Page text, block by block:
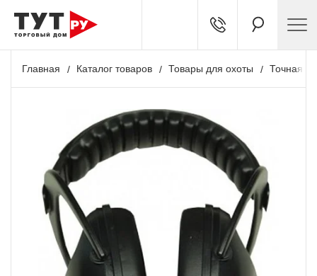
Главная Каталог товаров Товары для охоты Точная